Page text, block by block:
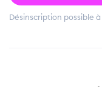
Désinscription possible